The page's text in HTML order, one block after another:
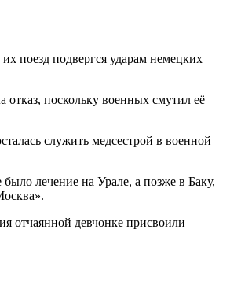
поезд подвергся ударам немецких
поскольку военных смутил её
служить медсестрой в военной
лечение на Урале, а позже в Баку,
отчаянной девчонке присвоили